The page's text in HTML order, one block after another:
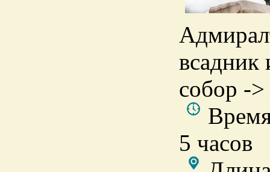
собор -
5 часов